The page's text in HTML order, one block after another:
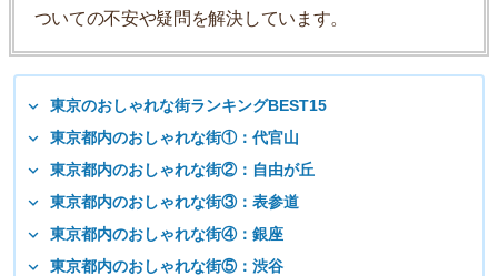
ついての不安や疑問を解決しています。
東京のおしゃれな街ランキングBEST15
東京都内のおしゃれな街①：代官山
東京都内のおしゃれな街②：自由が丘
東京都内のおしゃれな街③：表参道
東京都内のおしゃれな街④：銀座
東京都内のおしゃれな街⑤：渋谷